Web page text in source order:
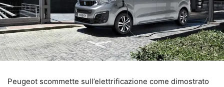
Peugeot scommette sull’elettrificazione come dimostrato